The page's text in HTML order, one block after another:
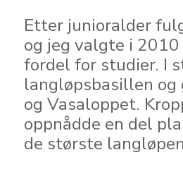
Etter junioralder
og jeg valgte i
fordel for studier. I
langløpsbasillen
og Vasaloppet.
oppnådde en del
de største